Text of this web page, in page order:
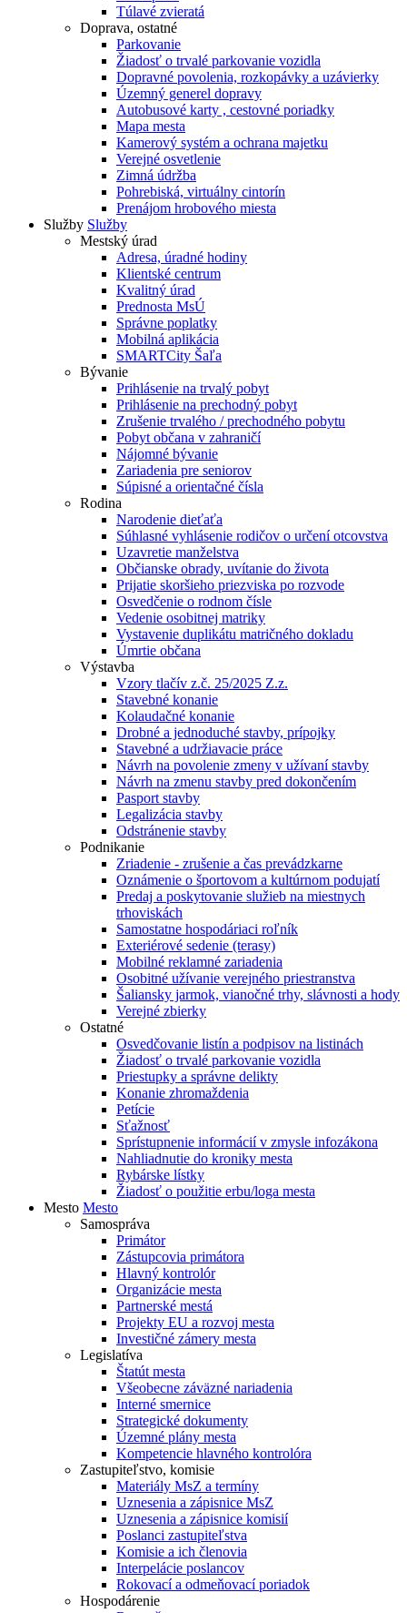
Túlavé zvieratá
Doprava, ostatné
Parkovanie
Žiadosť o trvalé parkovanie vozidla
Dopravné povolenia, rozkopávky a uzávierky
Územný generel dopravy
Autobusové karty , cestovné poriadky
Mapa mesta
Kamerový systém a ochrana majetku
Verejné osvetlenie
Zimná údržba
Pohrebiská, virtuálny cintorín
Prenájom hrobového miesta
Služby Služby
Mestský úrad
Adresa, úradné hodiny
Klientské centrum
Kvalitný úrad
Prednosta MsÚ
Správne poplatky
Mobilná aplikácia
SMARTCity Šaľa
Bývanie
Prihlásenie na trvalý pobyt
Prihlásenie na prechodný pobyt
Zrušenie trvalého / prechodného pobytu
Pobyt občana v zahraničí
Nájomné bývanie
Zariadenia pre seniorov
Súpisné a orientačné čísla
Rodina
Narodenie dieťaťa
Súhlasné vyhlásenie rodičov o určení otcovstva
Uzavretie manželstva
Občianske obrady, uvítanie do života
Prijatie skoršieho priezviska po rozvode
Osvedčenie o rodnom čísle
Vedenie osobitnej matriky
Vystavenie duplikátu matričného dokladu
Úmrtie občana
Výstavba
Vzory tlačív z.č. 25/2025 Z.z.
Stavebné konanie
Kolaudačné konanie
Drobné a jednoduché stavby, prípojky
Stavebné a udržiavacie práce
Návrh na povolenie zmeny v užívaní stavby
Návrh na zmenu stavby pred dokončením
Pasport stavby
Legalizácia stavby
Odstránenie stavby
Podnikanie
Zriadenie - zrušenie a čas prevádzkarne
Oznámenie o športovom a kultúrnom podujatí
Predaj a poskytovanie služieb na miestnych
trhoviskách
Samostatne hospodáriaci roľník
Exteriérové sedenie (terasy)
Mobilné reklamné zariadenia
Osobitné užívanie verejného priestranstva
Šaliansky jarmok, vianočné trhy, slávnosti a hody
Verejné zbierky
Ostatné
Osvedčovanie listín a podpisov na listinách
Žiadosť o trvalé parkovanie vozidla
Priestupky a správne delikty
Konanie zhromaždenia
Petície
Sťažnosť
Sprístupnenie informácií v zmysle infozákona
Nahliadnutie do kroniky mesta
Rybárske lístky
Žiadosť o použitie erbu/loga mesta
Mesto Mesto
Samospráva
Primátor
Zástupcovia primátora
Hlavný kontrolór
Organizácie mesta
Partnerské mestá
Projekty EU a rozvoj mesta
Investičné zámery mesta
Legislatíva
Štatút mesta
Všeobecne záväzné nariadenia
Interné smernice
Strategické dokumenty
Územné plány mesta
Kompetencie hlavného kontrolóra
Zastupiteľstvo, komisie
Materiály MsZ a termíny
Uznesenia a zápisnice MsZ
Uznesenia a zápisnice komisií
Poslanci zastupiteľstva
Komisie a ich členovia
Interpelácie poslancov
Rokovací a odmeňovací poriadok
Hospodárenie